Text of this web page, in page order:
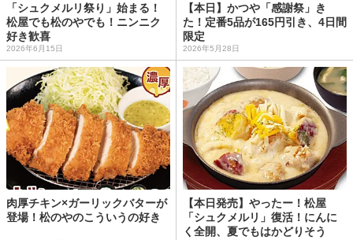
「シュクメルリ祭り」始まる！
松屋でも松のやでも！ニンニク
好き歓喜
2026年6月15日
【本日】かつや「感謝祭」き
た！定番5品が165円引き、4日間
限定
2026年5月28日
肉厚チキン×ガーリックバターが
登場！松のやのこういうの好き
【本日発売】やったー！松屋
「シュクメルリ」復活！にんに
く全開、夏でもはかどりそう